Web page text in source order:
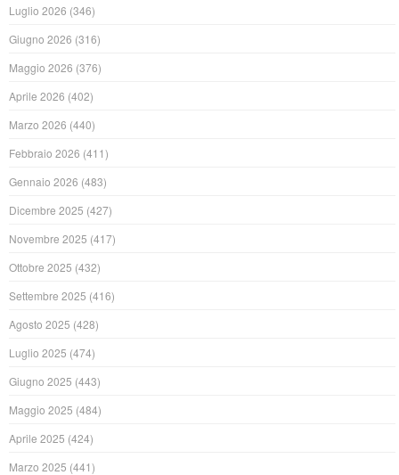
Luglio 2026 (346)
Giugno 2026 (316)
Maggio 2026 (376)
Aprile 2026 (402)
Marzo 2026 (440)
Febbraio 2026 (411)
Gennaio 2026 (483)
Dicembre 2025 (427)
Novembre 2025 (417)
Ottobre 2025 (432)
Settembre 2025 (416)
Agosto 2025 (428)
Luglio 2025 (474)
Giugno 2025 (443)
Maggio 2025 (484)
Aprile 2025 (424)
Marzo 2025 (441)